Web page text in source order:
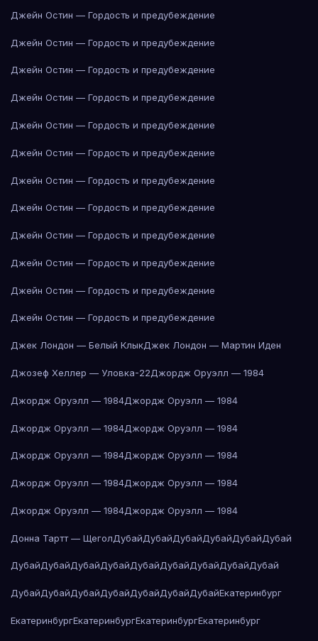
Джейн Остин — Гордость и предубеждение
Джейн Остин — Гордость и предубеждение
Джейн Остин — Гордость и предубеждение
Джейн Остин — Гордость и предубеждение
Джейн Остин — Гордость и предубеждение
Джейн Остин — Гордость и предубеждение
Джейн Остин — Гордость и предубеждение
Джейн Остин — Гордость и предубеждение
Джейн Остин — Гордость и предубеждение
Джейн Остин — Гордость и предубеждение
Джейн Остин — Гордость и предубеждение
Джейн Остин — Гордость и предубеждение
Джек Лондон — Белый КлыкДжек Лондон — Мартин Иден
Джозеф Хеллер — Уловка-22Джордж Оруэлл — 1984
Джордж Оруэлл — 1984Джордж Оруэлл — 1984
Джордж Оруэлл — 1984Джордж Оруэлл — 1984
Джордж Оруэлл — 1984Джордж Оруэлл — 1984
Джордж Оруэлл — 1984Джордж Оруэлл — 1984
Джордж Оруэлл — 1984Джордж Оруэлл — 1984
Донна Тартт — ЩеголДубайДубайДубайДубайДубайДубай
ДубайДубайДубайДубайДубайДубайДубайДубайДубай
ДубайДубайДубайДубайДубайДубайДубайЕкатеринбург
ЕкатеринбургЕкатеринбургЕкатеринбургЕкатеринбург